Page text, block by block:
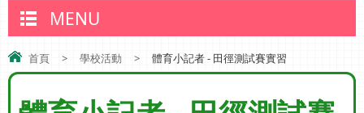
MENU
首頁 > 學校活動 > 體育小記者 - 田徑測試賽實習